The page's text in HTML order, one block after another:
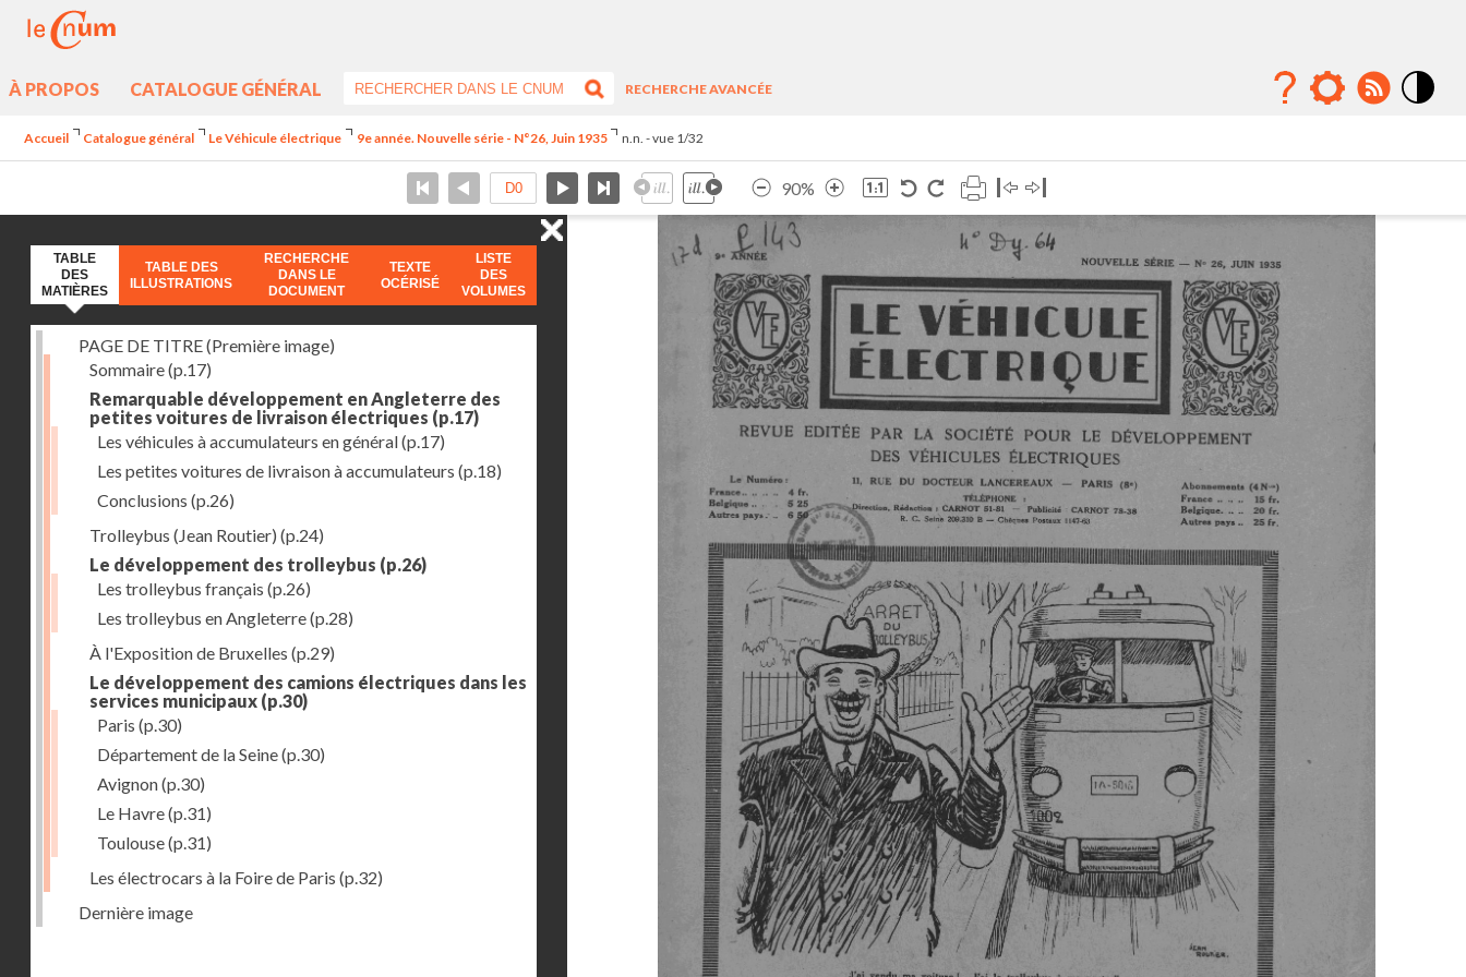
À PROPOS CATALOGUE GÉNÉRAL
RECHERCHE AVANCÉE
Accueil Catalogue général Le Véhicule électrique 9e année. Nouvelle série - N°26, Juin 1935 n.n. - vue 1/32
90%
TABLE
DES
MATIÈRES
TABLE DES
ILLUSTRATIONS
RECHERCHE
DANS LE
DOCUMENT
TEXTE
OCÉRISÉ
LISTE
DES
VOLUMES
PAGE DE TITRE (Première image)
Sommaire(p.17)
Remarquable développement en Angleterre des
petites voitures de livraison électriques (p.17)
Les véhicules à accumulateurs en général(p.17)
Les petites voitures de livraison à accumulateurs (p.18)
Conclusions (p.26)
Trolleybus (Jean Routier) (p.24)
Le développement des trolleybus (p.26)
Les trolleybus français (p.26)
Les trolleybus en Angleterre(p.28)
À l'Exposition de Bruxelles (p.29)
Le développement des camions électriques dans les
services municipaux (p.30)
Paris (p.30)
Département de la Seine(p.30)
Avignon(p.30)
Le Havre(p.31)
Toulouse(p.31)
Les électrocars à la Foire de Paris (p.32)
Dernière image